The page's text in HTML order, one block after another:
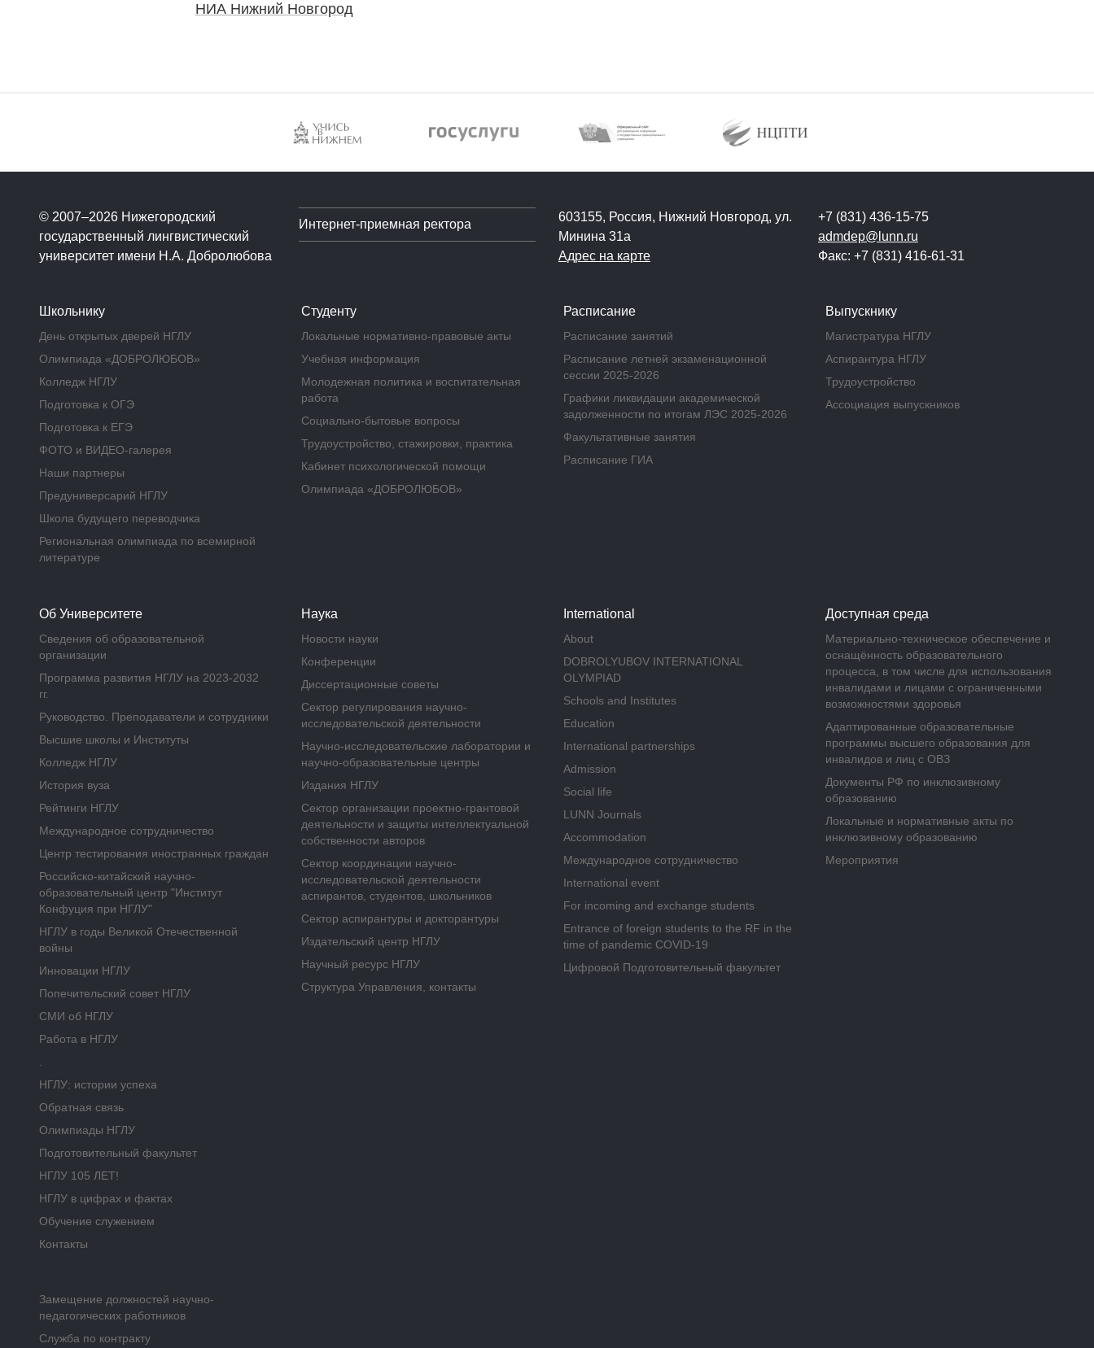
НИА Нижний Новгород
© 2007–2026 Нижегородский
государственный лингвистический
университет имени Н.А. Добролюбова
Интернет-приемная ректора
603155, Россия, Нижний Новгород, ул.
Минина 31а
Адрес на карте
+7 (831) 436-15-75
admdep@lunn.ru
Факс: +7 (831) 416-61-31
Школьнику
День открытых дверей НГЛУ
Олимпиада «ДОБРОЛЮБОВ»
Колледж НГЛУ
Подготовка к ОГЭ
Подготовка к ЕГЭ
ФОТО и ВИДЕО-галерея
Наши партнеры
Предуниверсарий НГЛУ
Школа будущего переводчика
Региональная олимпиада по всемирной
литературе
Студенту
Локальные нормативно-правовые акты
Учебная информация
Молодежная политика и воспитательная
работа
Социально-бытовые вопросы
Трудоустройство, стажировки, практика
Кабинет психологической помощи
Олимпиада «ДОБРОЛЮБОВ»
Расписание
Расписание занятий
Расписание летней экзаменационной
сессии 2025-2026
Графики ликвидации академической
задолженности по итогам ЛЭС 2025-2026
Факультативные занятия
Расписание ГИА
Выпускнику
Магистратура НГЛУ
Аспирантура НГЛУ
Трудоустройство
Ассоциация выпускников
Об Университете
Сведения об образовательной
организации
Программа развития НГЛУ на 2023-2032
гг.
Руководство. Преподаватели и сотрудники
Высшие школы и Институты
Колледж НГЛУ
История вуза
Рейтинги НГЛУ
Международное сотрудничество
Центр тестирования иностранных граждан
Российско-китайский научно-
образовательный центр "Институт
Конфуция при НГЛУ"
НГЛУ в годы Великой Отечественной
войны
Инновации НГЛУ
Попечительский совет НГЛУ
СМИ об НГЛУ
Работа в НГЛУ
НГЛУ: истории успеха
Обратная связь
Олимпиады НГЛУ
Подготовительный факультет
НГЛУ 105 ЛЕТ!
НГЛУ в цифрах и фактах
Обучение служением
Контакты
Наука
Новости науки
Конференции
Диссертационные советы
Сектор регулирования научно-
исследовательской деятельности
Научно-исследовательские лаборатории и
научно-образовательные центры
Издания НГЛУ
Сектор организации проектно-грантовой
деятельности и защиты интеллектуальной
собственности авторов
Сектор координации научно-
исследовательской деятельности
аспирантов, студентов, школьников
Сектор аспирантуры и докторантуры
Издательский центр НГЛУ
Научный ресурс НГЛУ
Структура Управления, контакты
International
About
DOBROLYUBOV INTERNATIONAL
OLYMPIAD
Schools and Institutes
Education
International partnerships
Admission
Social life
LUNN Journals
Accommodation
Международное сотрудничество
International event
For incoming and exchange students
Entrance of foreign students to the RF in the
time of pandemic COVID-19
Цифровой Подготовительный факультет
Доступная среда
Материально-техническое обеспечение и
оснащённость образовательного
процесса, в том числе для использования
инвалидами и лицами с ограниченными
возможностями здоровья
Адаптированные образовательные
программы высшего образования для
инвалидов и лиц с ОВЗ
Документы РФ по инклюзивному
образованию
Локальные и нормативные акты по
инклюзивному образованию
Мероприятия
Замещение должностей научно-
педагогических работников
Служба по контракту